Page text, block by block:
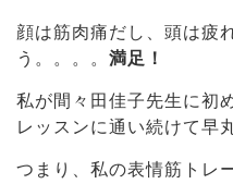
顔は筋肉痛だし、頭は疲
う。。。。 満足！
私が間々田佳子先生に初
レッスンに通い続けて早
つまり、私の表情筋トレ